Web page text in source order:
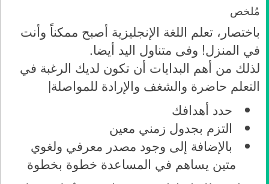
مُلخص
باختصار، تعلم اللغة الإنجليزية أصبح ممكناً وأنت
في المنزل! وفى متناول اليد أيضا.
لذلك من أهم البدايات أن تكون لديك الرغبة في
التعلم حاضرة والشغف والإرادة للمواصلة|
حدد أهدافك
التزم بجدول زمني معين
بالإضافة إلى وجود مصدر معرفي ولغوي
متين يساهم في المساعدة خطوة بخطوة